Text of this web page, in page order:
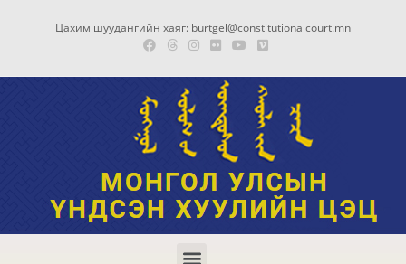
Цахим шуудангийн хаяг: burtgel@constitutionalcourt.mn